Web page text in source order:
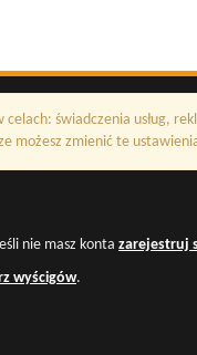
świadczenia usług,
możesz zmienić te
nie masz konta zarejestruj
wyścigów.